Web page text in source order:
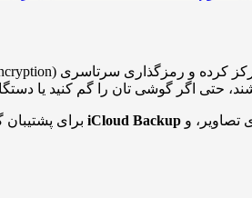
اگر گوشی تان را گم کنید یا
تصاویر، و iCloud Backup برای